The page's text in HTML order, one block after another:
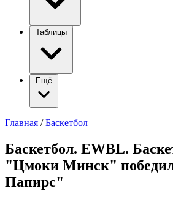
Таблицы
Ещё
Главная / Баскетбол
Баскетбол. EWBL.
"Цмоки Минск"
Папирс"